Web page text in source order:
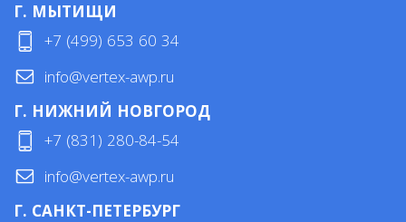
Г. МЫТИЩИ
+7 (499) 653 60 34
info@vertex-awp.ru
Г. НИЖНИЙ НОВГОРОД
+7 (831) 280-84-54
info@vertex-awp.ru
Г. САНКТ-ПЕТЕРБУРГ